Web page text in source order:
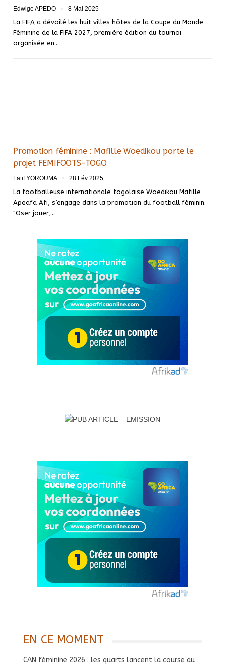
Edwige APEDO 8 Mai 2025
La FIFA a dévoilé les huit villes hôtes de la Coupe du Monde
Féminine de la FIFA 2027, première édition du tournoi
organisée en…
Promotion féminine : Mafille Woedikou porte le
projet FEMIFOOTS-TOGO
Latif YOROUMA 28 Fév 2025
La footballeuse internationale togolaise Woedikou Mafille
Apeafa Afi, s’engage dans la promotion du football féminin.
"Oser jouer,…
EN CE MOMENT
CAN féminine 2026 : les quarts lancent la course au